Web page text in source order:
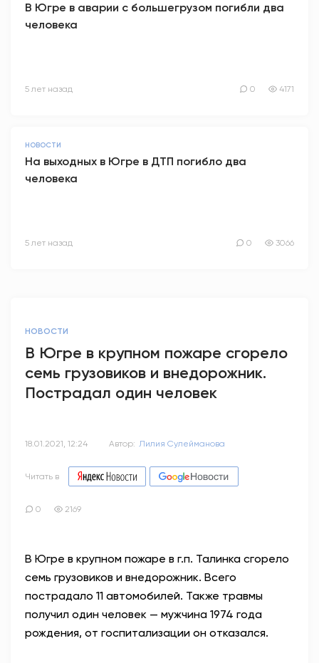
В Югре в аварии с большегрузом погибли два
человека
5 лет назад 0 4171
НОВОСТИ
На выходных в Югре в ДТП погибло два
человека
5 лет назад 0 3066
НОВОСТИ
В Югре в крупном пожаре сгорело
семь грузовиков и внедорожник.
Пострадал один человек
18.01.2021, 12:24 Автор: Лилия Сулейманова
Читать в
0 2169
В Югре в крупном пожаре в г.п. Талинка сгорело
семь грузовиков и внедорожник. Всего
пострадало 11 автомобилей. Также травмы
получил один человек — мужчина 1974 года
рождения, от госпитализации он отказался.